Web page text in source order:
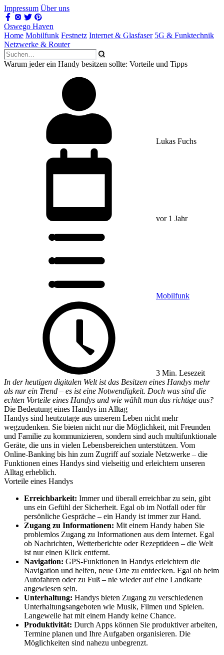
Impressum Über uns
Oswego Haven
Home Mobilfunk Festnetz Internet & Glasfaser 5G & Funktechnik
Netzwerke & Router
Warum jeder ein Handy besitzen sollte: Vorteile und Tipps
Lukas Fuchs
vor 1 Jahr
Mobilfunk
3 Min. Lesezeit
In der heutigen digitalen Welt ist das Besitzen eines Handys mehr
als nur ein Trend – es ist eine Notwendigkeit. Doch was sind die
echten Vorteile eines Handys und wie wählt man das richtige aus?
Die Bedeutung eines Handys im Alltag
Handys sind heutzutage aus unserem Leben nicht mehr
wegzudenken. Sie bieten nicht nur die Möglichkeit, mit Freunden
und Familie zu kommunizieren, sondern sind auch multifunktionale
Geräte, die uns in vielen Lebensbereichen unterstützen. Vom
Online-Banking bis hin zum Zugriff auf soziale Netzwerke – die
Funktionen eines Handys sind vielseitig und erleichtern unseren
Alltag erheblich.
Vorteile eines Handys
Erreichbarkeit: Immer und überall erreichbar zu sein, gibt
uns ein Gefühl der Sicherheit. Egal ob im Notfall oder für
persönliche Gespräche – ein Handy ist immer zur Hand.
Zugang zu Informationen: Mit einem Handy haben Sie
problemlos Zugang zu Informationen aus dem Internet. Egal
ob Nachrichten, Wetterberichte oder Rezeptideen – die Welt
ist nur einen Klick entfernt.
Navigation: GPS-Funktionen in Handys erleichtern die
Navigation und helfen, neue Orte zu entdecken. Egal ob beim
Autofahren oder zu Fuß – nie wieder auf eine Landkarte
angewiesen sein.
Unterhaltung: Handys bieten Zugang zu verschiedenen
Unterhaltungsangeboten wie Musik, Filmen und Spielen.
Langeweile hat mit einem Handy keine Chance.
Produktivität: Durch Apps können Sie produktiver arbeiten,
Termine planen und Ihre Aufgaben organisieren. Die
Möglichkeiten sind nahezu unbegrenzt.